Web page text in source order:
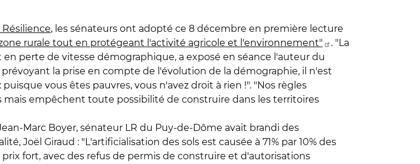
, les sénateurs ont adopté ce 8 décembre en première lecture
rurale tout en protégeant l'activité agricole et l'environnement"
. "La
perte de vitesse démographique, a exposé en séance l'auteur du
la prise en compte de l'évolution de la démographie, il n'est
vous êtes pauvres, vous n'avez droit à rien !". "Nos règles
empêchent toute possibilité de construire dans les territoires
Marc Boyer, sénateur LR du Puy-de-Dôme avait brandi des
Joël Giraud : "L'artificialisation des sols est causée à 71% par 10% des
fort, avec des refus de permis de construire et d'autorisations